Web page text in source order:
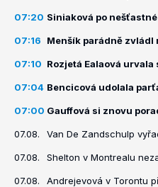
07:20 Siniaková po
07:16 Menšík parádně zvládl
07:10 Rozjetá Ealaová
07:04 Bencicová udolala
07:00 Gauffová si znovu
07.08. Van De Zandschulp
07.08. Shelton v Montrealu
07.08. Andrejevová v Torontu